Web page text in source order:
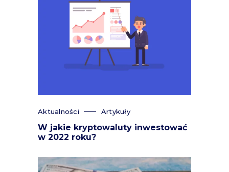
Aktualności Artykuły
W jakie kryptowaluty inwestować
w 2022 roku?